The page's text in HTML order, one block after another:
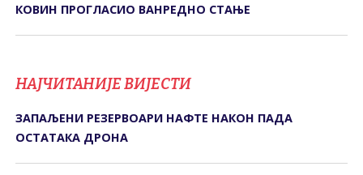
КОВИН ПРОГЛАСИО ВАНРЕДНО СТАЊЕ
НАЈЧИТАНИЈЕ ВИЈЕСТИ
ЗАПАЉЕНИ РЕЗЕРВОАРИ НАФТЕ НАКОН ПАДА
ОСТАТАКА ДРОНА